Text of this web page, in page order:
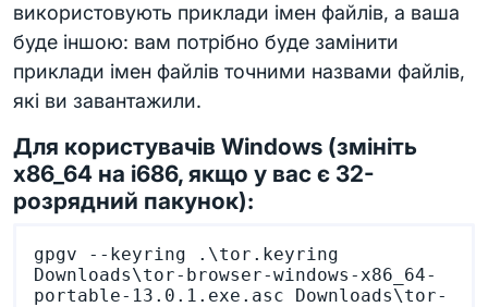
використовують приклади імен файлів, а ваша
буде іншою: вам потрібно буде замінити
приклади імен файлів точними назвами файлів,
які ви завантажили.
Для користувачів Windows (змініть
x86_64 на i686, якщо у вас є 32-
розрядний пакунок):
gpgv --keyring .\tor.keyring
Downloads\tor-browser-windows-x86_64-
portable-13.0.1.exe.asc Downloads\tor-